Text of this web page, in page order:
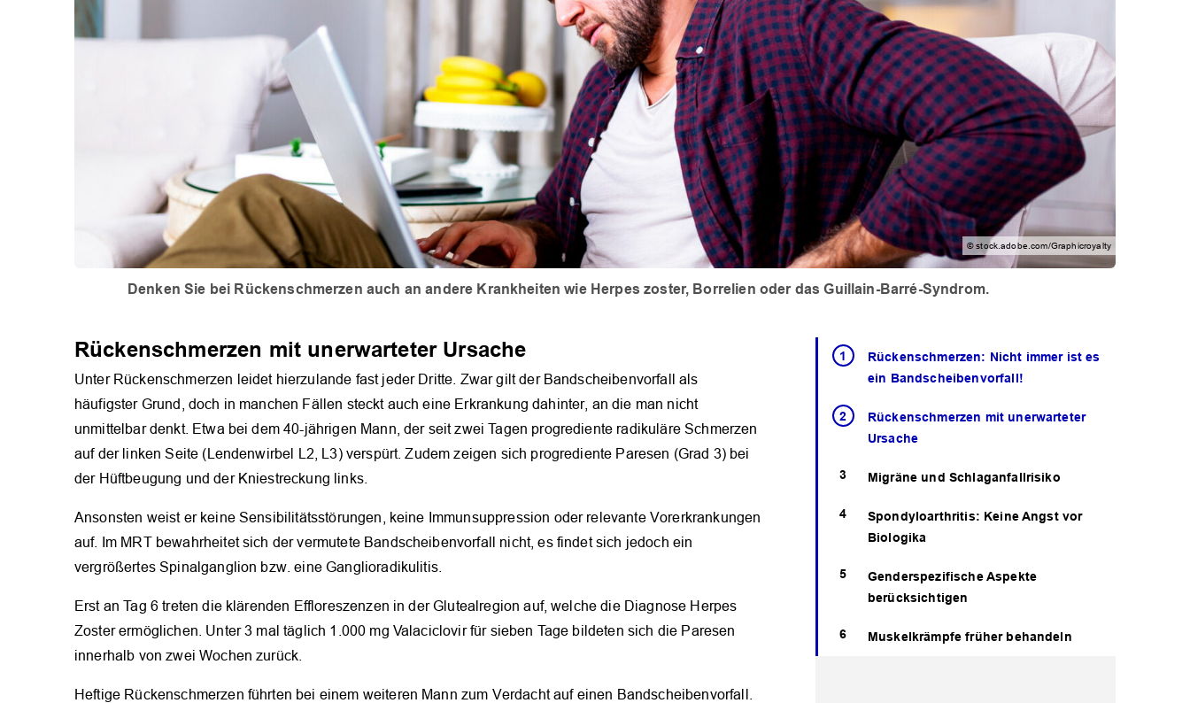
© stock.adobe.com/Graphicroyalty
Denken Sie bei Rückenschmerzen auch an andere Krankheiten wie Herpes zoster, Borrelien oder das Guillain-Barré-Syndrom.
Rückenschmerzen: Nicht immer ist es
ein Bandscheibenvorfall!
Rückenschmerzen mit unerwarteter
Ursache
Migräne und Schlaganfallrisiko
Spondyloarthritis: Keine Angst vor
Biologika
Genderspezifische Aspekte
berücksichtigen
Muskelkrämpfe früher behandeln
Rückenschmerzen mit unerwarteter Ursache
Unter Rückenschmerzen leidet hierzulande fast jeder Dritte. Zwar gilt der Bandscheibenvorfall als
häufigster Grund, doch in manchen Fällen steckt auch eine Erkrankung dahinter, an die man nicht
unmittelbar denkt. Etwa bei dem 40-jährigen Mann, der seit zwei Tagen progrediente radikuläre Schmerzen
auf der linken Seite (Lendenwirbel L2, L3) verspürt. Zudem zeigen sich progrediente Paresen (Grad 3) bei
der Hüftbeugung und der Kniestreckung links.
Ansonsten weist er keine Sensibilitätsstörungen, keine Immunsuppression oder relevante Vorerkrankungen
auf. Im MRT bewahrheitet sich der vermutete Bandscheibenvorfall nicht, es findet sich jedoch ein
vergrößertes Spinalganglion bzw. eine Ganglioradikulitis.
Erst an Tag 6 treten die klärenden Effloreszenzen in der Glutealregion auf, welche die Diagnose Herpes
Zoster ermöglichen. Unter 3 mal täglich 1.000 mg Valaciclovir für sieben Tage bildeten sich die Paresen
innerhalb von zwei Wochen zurück.
Heftige Rückenschmerzen führten bei einem weiteren Mann zum Verdacht auf einen Bandscheibenvorfall.